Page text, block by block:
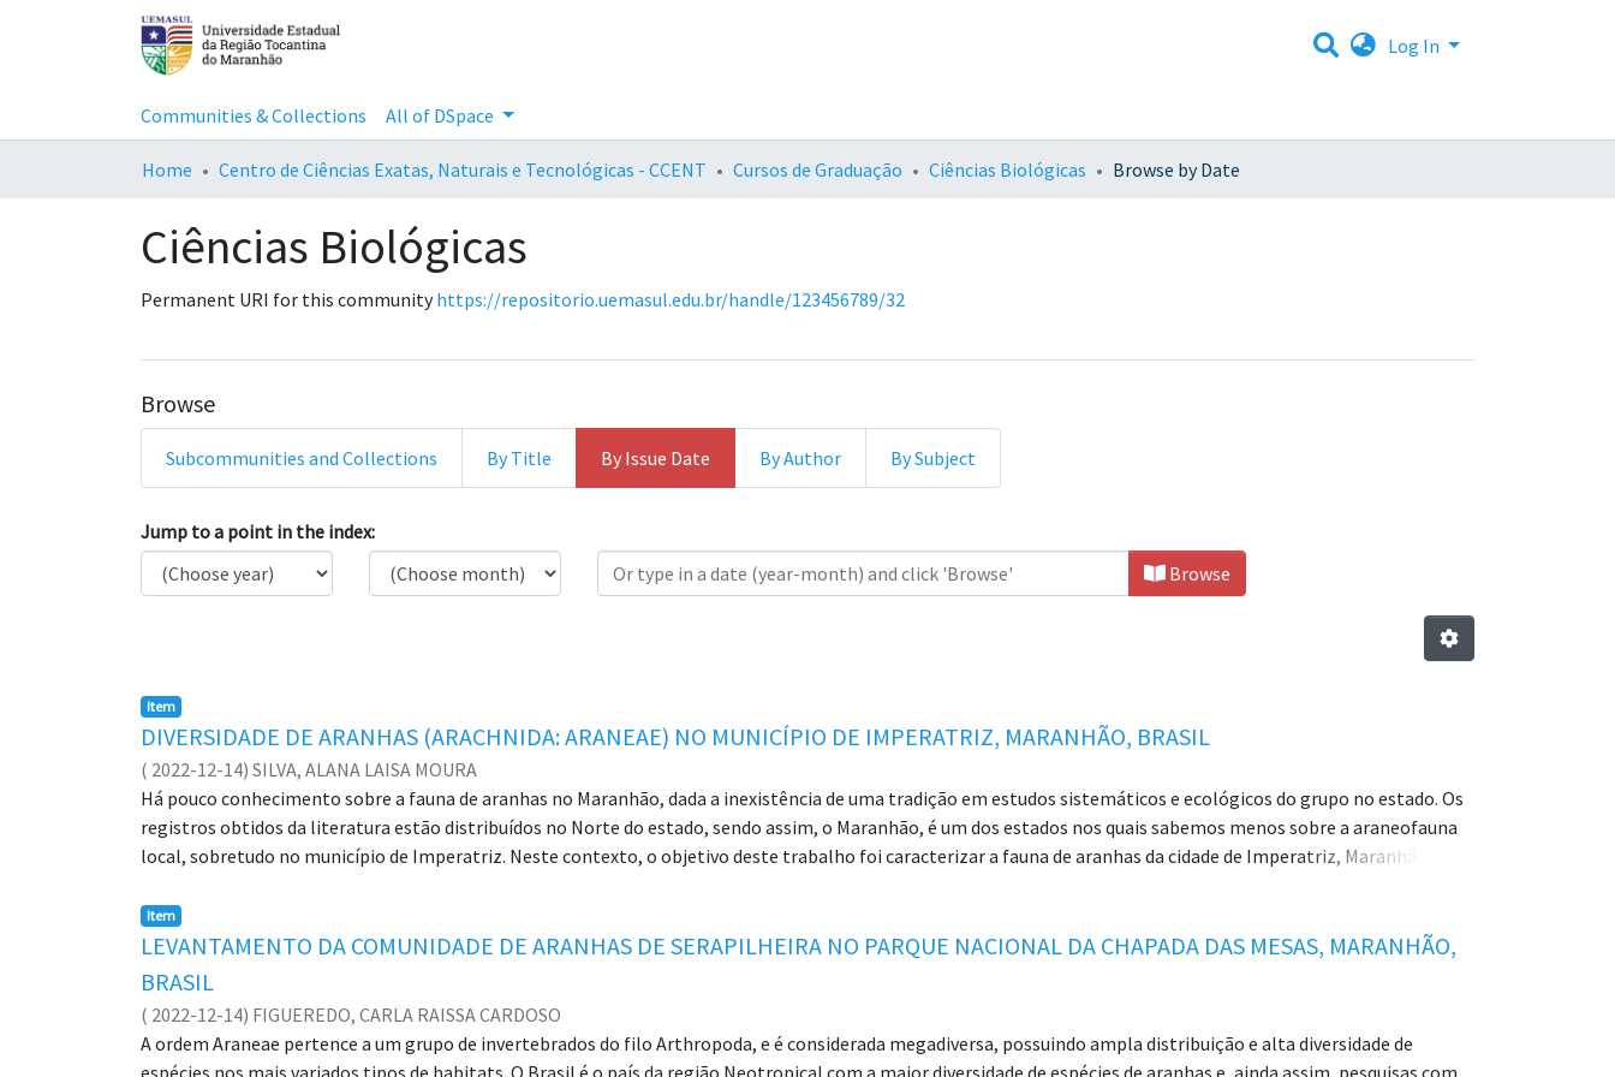
Log In
Communities & Collections All of DSpace
Home Centro de Ciências Exatas, Naturais e Tecnológicas - CCENT Cursos de Graduação Ciências Biológicas Browse by Date
Ciências Biológicas
Permanent URI for this community https://repositorio.uemasul.edu.br/handle/123456789/32
Browse
Subcommunities and Collections By Title By Issue Date By Author By Subject
Browsing Ciências Biológicas by Issue Date
Jump to a point in the index:
Browse
Item
DIVERSIDADE DE ARANHAS (ARACHNIDA: ARANEAE) NO MUNICÍPIO DE IMPERATRIZ, MARANHÃO, BRASIL
( 2022-12-14) SILVA, ALANA LAISA MOURA
Há pouco conhecimento sobre a fauna de aranhas no Maranhão, dada a inexistência de uma tradição em estudos sistemáticos e ecológicos do grupo no estado. Os
registros obtidos da literatura estão distribuídos no Norte do estado, sendo assim, o Maranhão, é um dos estados nos quais sabemos menos sobre a araneofauna
local, sobretudo no município de Imperatriz. Neste contexto, o objetivo deste trabalho foi caracterizar a fauna de aranhas da cidade de Imperatriz, Maranhão, por
Universidade Estadual da Região Tocantina do Maranhão/UEMASUL. As coletas foram conduzidas em seletas residências, no qual, foi permitido a entrada para
realização do estudo, na cidade de Imperatriz. Em ambos os casos, os animais coletados foram transferidos para um pote contendo álcool 70%, até a identificação
no Laboratório de Zoologia da UEMASUL. As pesquisas de artigos taxonômicos com registros de aranhasforam feitas usando a base dados do World SpiderCatalog.
Parque do Buriti, Centro, Jardim São Luís, Mercadinho, Nova Imperatriz, Parque Alvorada, Parque Anhanguera, São José do Egito, Santa Inês, Vila Lobão e Vila
Vitória, em instituições de ensino como UEMASUL e IFMA, ambos localizados em Imperatriz e cartões postais imperatrizenses como Beira Rio e Porto da Balsa. A
Item
LEVANTAMENTO DA COMUNIDADE DE ARANHAS DE SERAPILHEIRA NO PARQUE NACIONAL DA CHAPADA DAS MESAS, MARANHÃO,
BRASIL
( 2022-12-14) FIGUEREDO, CARLA RAISSA CARDOSO
A ordem Araneae pertence a um grupo de invertebrados do filo Arthropoda, e é considerada megadiversa, possuindo ampla distribuição e alta diversidade de
espécies nos mais variados tipos de habitats. O Brasil é o país da região Neotropical com a maior diversidade de espécies de aranhas e, ainda assim, pesquisas com